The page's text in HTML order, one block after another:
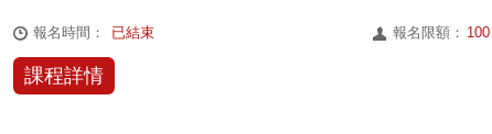
報名時間： 已結束 報名限額： 100
課程詳情